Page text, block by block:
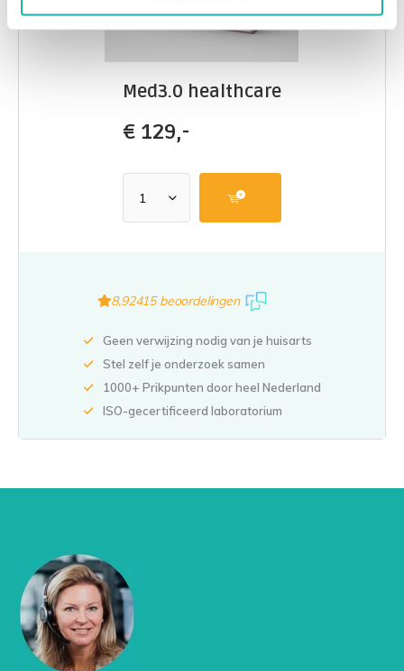
Med3.0 healthcare
€ 129,-
8,92415 beoordelingen
Geen verwijzing nodig van je huisarts
Stel zelf je onderzoek samen
1000+ Prikpunten door heel Nederland
ISO-gecertificeerd laboratorium